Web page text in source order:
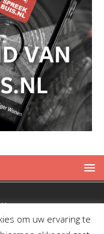
om uw ervaring te